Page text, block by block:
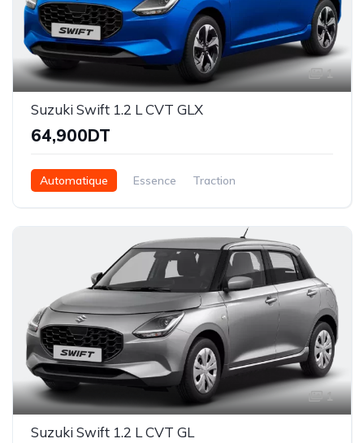
1
Suzuki Swift 1.2 L CVT GLX
64,900DT
Automatique Essence Traction
1
Suzuki Swift 1.2 L CVT GL